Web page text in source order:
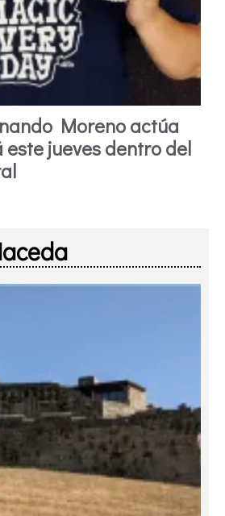
Moreno actúa
este jueves dentro del